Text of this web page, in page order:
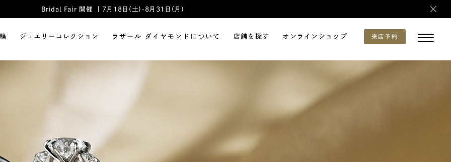
Bridal Fair 開催 ｜7月18日(土)-8月31日(月)
ジュエリーコレクション ラザール ダイヤモンドについて 店舗を探す オンラインショップ 来店予約